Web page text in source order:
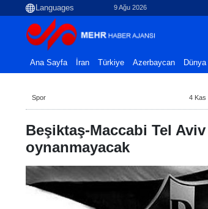
9 Ağu 2026
Ana Sayfa İran Türkiye Azerbaycan Dünya
Spor 4 Kas
Beşiktaş-Maccabi Tel
oynanmayacak